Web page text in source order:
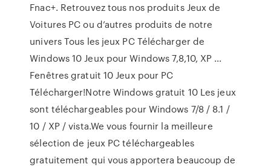
Fnac+. Retrouvez tous nos produits Jeux de
Voitures PC ou d’autres produits de notre
univers Tous les jeux PC Télécharger de
Windows 10 Jeux pour Windows 7,8,10, XP ...
Fenêtres gratuit 10 Jeux pour PC
Télécharger!Notre Windows gratuit 10 Les jeux
sont téléchargeables pour Windows 7/8 / 8.1 /
10 / XP / vista.We vous fournir la meilleure
sélection de jeux PC téléchargeables
gratuitement qui vous apportera beaucoup de